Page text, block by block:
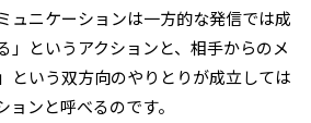
ュニケーションは一方的な発信では成
」というアクションと、相手からのメ
という双方向のやりとりが成立しては
ンと呼べるのです。